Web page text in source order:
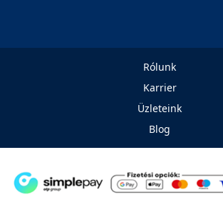
Rólunk
Karrier
Üzleteink
Blog